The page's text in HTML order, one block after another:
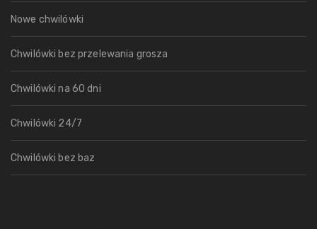
Nowe chwilówki
Chwilówki bez przelewania grosza
Chwilówki na 60 dni
Chwilówki 24/7
Chwilówki bez baz